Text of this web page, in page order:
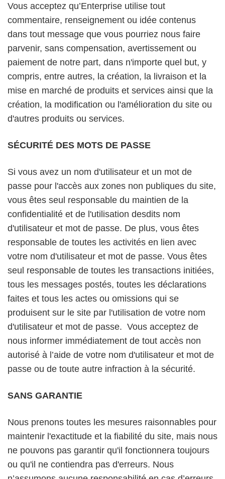
Vous acceptez qu’Enterprise utilise tout
commentaire, renseignement ou idée contenus
dans tout message que vous pourriez nous faire
parvenir, sans compensation, avertissement ou
paiement de notre part, dans n'importe quel but, y
compris, entre autres, la création, la livraison et la
mise en marché de produits et services ainsi que la
création, la modification ou l'amélioration du site ou
d'autres produits ou services.
SÉCURITÉ DES MOTS DE PASSE
Si vous avez un nom d'utilisateur et un mot de
passe pour l'accès aux zones non publiques du site,
vous êtes seul responsable du maintien de la
confidentialité et de l'utilisation desdits nom
d'utilisateur et mot de passe. De plus, vous êtes
responsable de toutes les activités en lien avec
votre nom d'utilisateur et mot de passe. Vous êtes
seul responsable de toutes les transactions initiées,
tous les messages postés, toutes les déclarations
faites et tous les actes ou omissions qui se
produisent sur le site par l'utilisation de votre nom
d'utilisateur et mot de passe. Vous acceptez de
nous informer immédiatement de tout accès non
autorisé à l’aide de votre nom d'utilisateur et mot de
passe ou de toute autre infraction à la sécurité.
SANS GARANTIE
Nous prenons toutes les mesures raisonnables pour
maintenir l'exactitude et la fiabilité du site, mais nous
ne pouvons pas garantir qu'il fonctionnera toujours
ou qu'il ne contiendra pas d'erreurs. Nous